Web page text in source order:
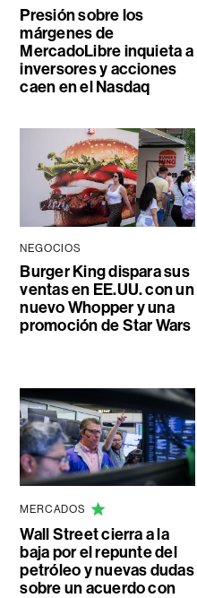
Presión sobre los
márgenes de
MercadoLibre inquieta a
inversores y acciones
caen en el Nasdaq
NEGOCIOS
Burger King dispara sus
ventas en EE.UU. con un
nuevo Whopper y una
promoción de Star Wars
MERCADOS
Wall Street cierra a la
baja por el repunte del
petróleo y nuevas dudas
sobre un acuerdo con